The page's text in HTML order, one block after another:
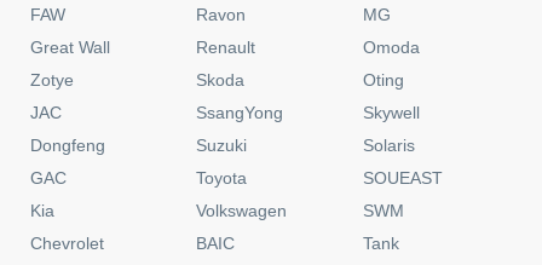
FAW
Great Wall
Zotye
JAC
Dongfeng
GAC
Kia
Chevrolet
Ravon
Renault
Skoda
SsangYong
Suzuki
Toyota
Volkswagen
BAIC
MG
Omoda
Oting
Skywell
Solaris
SOUEAST
SWM
Tank